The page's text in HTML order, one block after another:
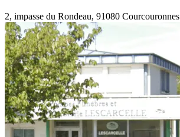
2, impasse du Rondeau, 91080 Courcouronnes